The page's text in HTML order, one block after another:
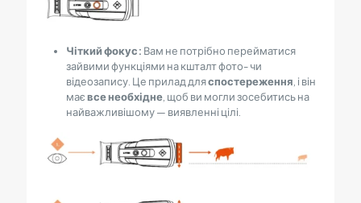
Чіткий фокус: Вам не потрібно перейматися
зайвими функціями на кшталт фото- чи
відеозапису. Це прилад дляспостереження, і він
маєвсе необхідне, щоб ви могли зосебитись на
найважливішому — виявленні цілі.